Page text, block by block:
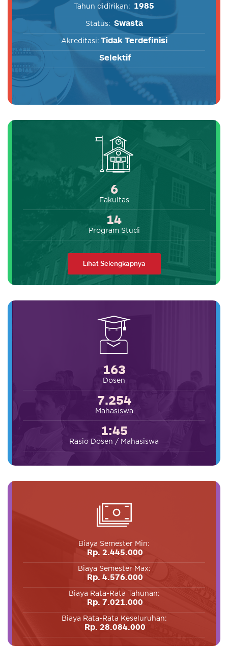
Tahun didirikan: 1985
Status: Swasta
Akreditasi: Tidak Terdefinisi
Selektif
6
Fakultas
14
Program Studi
Lihat Selengkapnya
163
Dosen
7.254
Mahasiswa
1:45
Rasio Dosen / Mahasiswa
Biaya Semester Min:
Rp. 2.445.000
Biaya Semester Max:
Rp. 4.576.000
Biaya Rata-Rata Tahunan:
Rp. 7.021.000
Biaya Rata-Rata Keseluruhan:
Rp. 28.084.000